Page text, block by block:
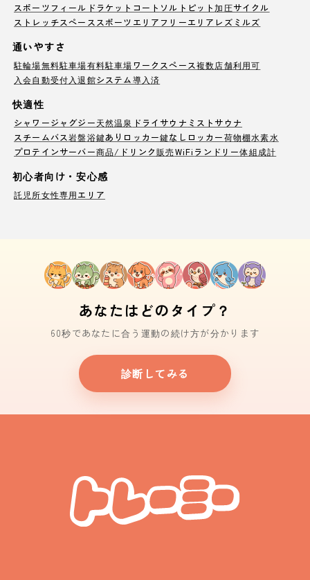
スポーツフィールド ラケットコート ソルトピット加圧サイクル
ストレッチスペース スポーツエリア フリーエリア レズミルズ
通いやすさ
駐輪場無料駐車場有料駐車場ワークスペース複数店舗利用可
入会自動受付 入退館システム導入済
快適性
シャワージャグジー天然温泉 ドライサウナ ミストサウナ
スチームバス岩盤浴鍵ありロッカー鍵なしロッカー荷物棚水素水
プロテインサーバー商品/ドリンク販売WiFi ランドリー体組成計
初心者向け・安心感
託児所女性専用エリア
あなたはどのタイプ？
60秒であなたに合う運動の続け方が分かります
診断してみる